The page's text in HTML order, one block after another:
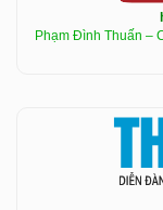
Phạm Đình Thuấn –